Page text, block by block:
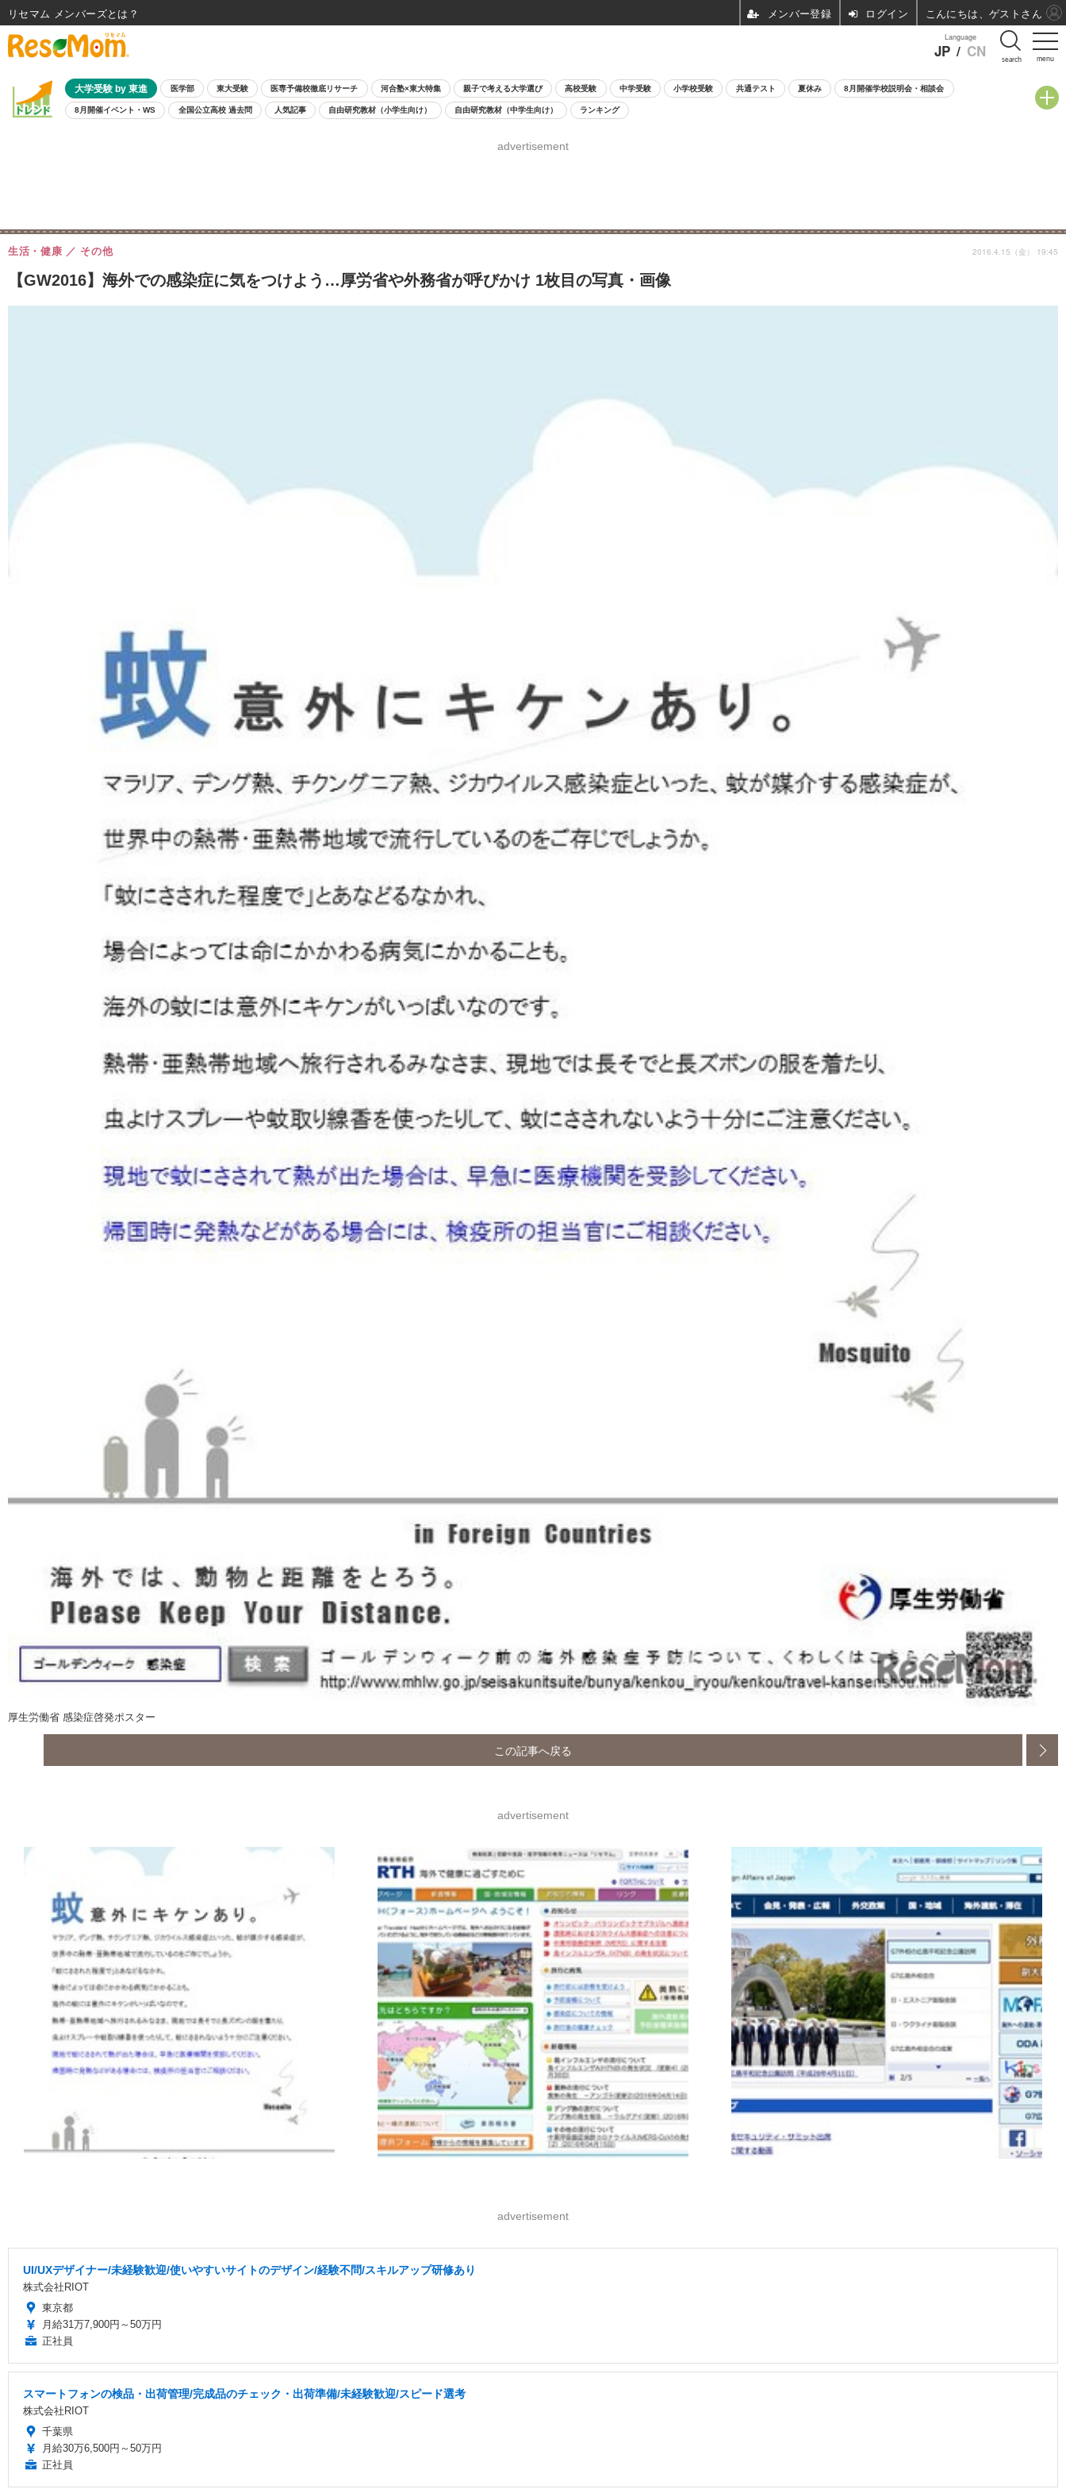
menu
Language
JP / CN search
大学受験 by 東進 医学部 東大受験 医専予備校徹底リサーチ 河合塾×東大特集 親子で考える大学選び 高校受験 中学受験 小学校受験 共通テスト 夏休み 8月開催学校説明会・相談会
8月開催イベント・WS 全国公立高校 過去問 人気記事 自由研究教材（小学生向け） 自由研究教材（中学生向け） ランキング
advertisement
【GW2016】海外での感染症に気をつけよう…厚労省や外務省が呼びかけ 1枚目の写真・画像
生活・健康 その他 2016.4.15（金） 19:45
厚生労働省 感染症啓発ポスター
この記事へ戻る
advertisement
advertisement
UI/UXデザイナー/未経験歓迎/使いやすいサイトのデザイン/経験不問/スキルアップ研修あり
株式会社RIOT
東京都
月給31万7,900円～50万円
正社員
スマートフォンの検品・出荷管理/完成品のチェック・出荷準備/未経験歓迎/スピード選考
株式会社RIOT
千葉県
月給30万6,500円～50万円
正社員
リセマム メンバーズ ログイン こんにちは、ゲストさん